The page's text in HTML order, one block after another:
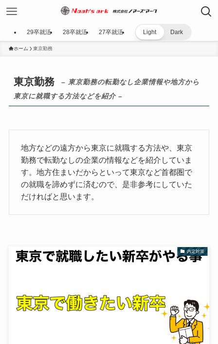
29卒就活 28卒就活 27卒就活 Light Dark
ホーム 東京勤務
東京勤務
– 東京勤務の転勤なし企業情報や地方から
東京に就職する方法などを紹介 –
地方などの遠方から東京に就職する方法や、東京
勤務で転勤なしの企業の情報などを紹介していま
す。地方住まいだからといって東京など首都圏で
の就職を諦めずに済むので、是非参考にしていた
だければと思います。
内定対策